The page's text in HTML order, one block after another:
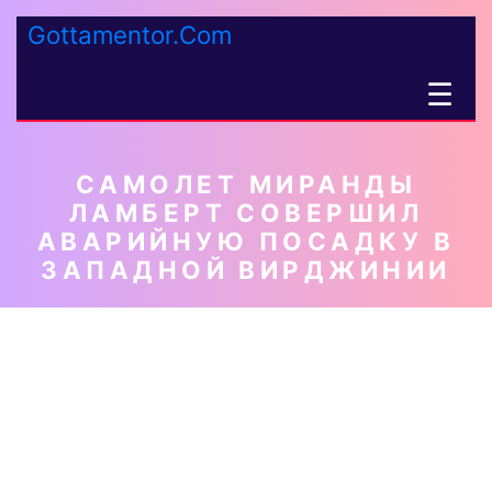
Gottamentor.Com
☰
САМОЛЕТ МИРАНДЫ
ЛАМБЕРТ СОВЕРШИЛ
АВАРИЙНУЮ ПОСАДКУ В
ЗАПАДНОЙ ВИРДЖИНИИ